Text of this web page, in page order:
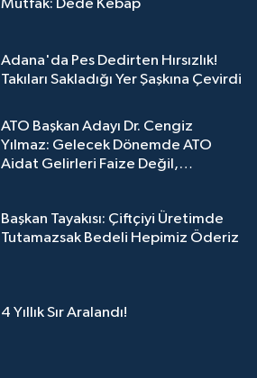
Mutfak: Dede Kebap
Adana'da Pes Dedirten Hırsızlık!
Takıları Sakladığı Yer Şaşkına Çevirdi
ATO Başkan Adayı Dr. Cengiz
Yılmaz: Gelecek Dönemde ATO
Aidat Gelirleri Faize Değil,
Başkan Tayakısı: Çiftçiyi Üretimde
Tutamazsak Bedeli Hepimiz Öderiz
4 Yıllık Sır Aralandı!